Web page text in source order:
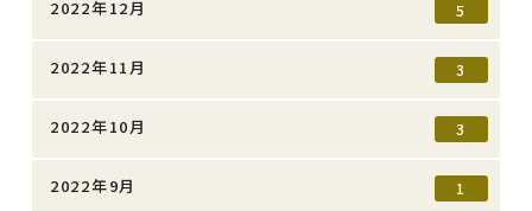
2022年12月 5
2022年11月 3
2022年10月 3
2022年9月 1